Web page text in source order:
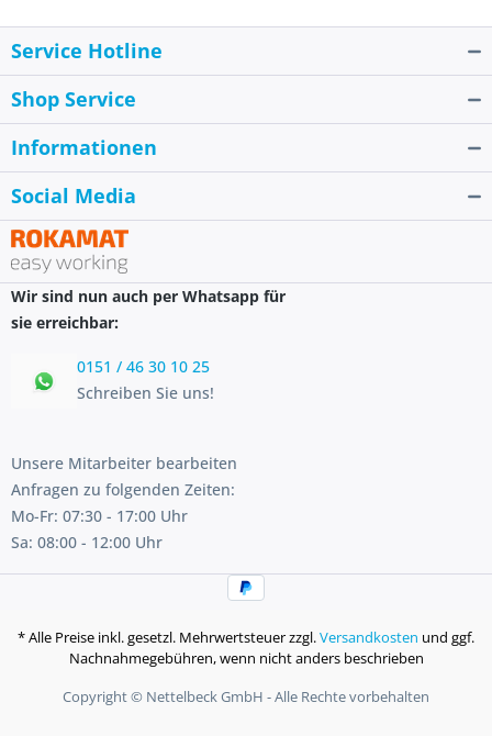
Service Hotline
Shop Service
Informationen
Social Media
Wir sind nun auch per Whatsapp für
sie erreichbar:
0151 / 46 30 10 25
Schreiben Sie uns!
Unsere Mitarbeiter bearbeiten
Anfragen zu folgenden Zeiten:
Mo-Fr: 07:30 - 17:00 Uhr
Sa: 08:00 - 12:00 Uhr
* Alle Preise inkl. gesetzl. Mehrwertsteuer zzgl.Versandkosten und ggf.
Nachnahmegebühren, wenn nicht anders beschrieben
Copyright © Nettelbeck GmbH - Alle Rechte vorbehalten